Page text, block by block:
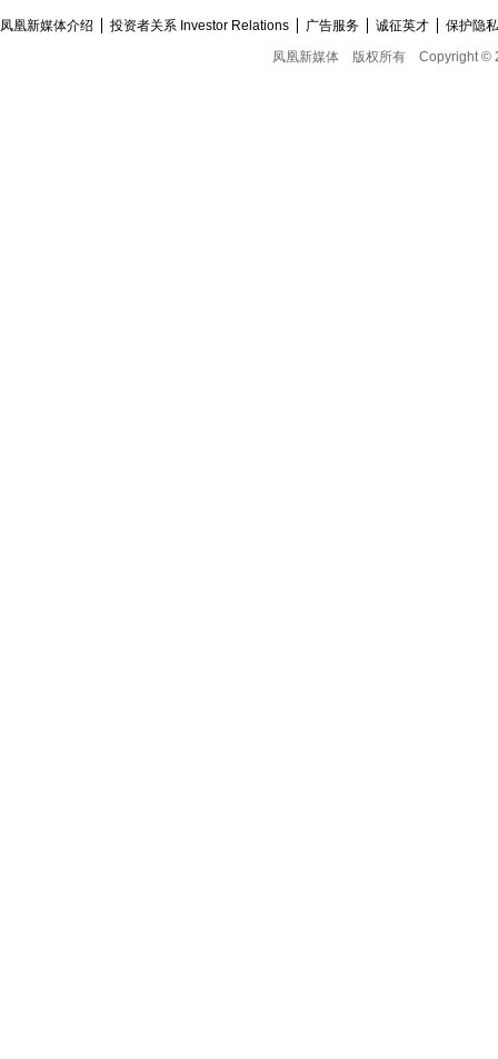
凤凰新媒体介绍 投资者关系 Investor Relations 广告服务 诚征英才
保护隐
凤凰新媒体
版权所有 Copyright ©